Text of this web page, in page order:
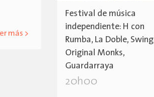
más >
Festival de música
independiente: H con
Rumba, La Doble, Swing
Original Monks,
Guardarraya
20h00